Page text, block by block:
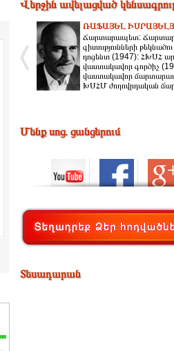
Վերջին ավելացված
ՌԱՖԱՅԵԼ
Ճարտարապետ:
գիտությունների
դոցենտ (1947): ՀԽՍՀ
վաստակավոր գործիչ
վաստակավոր
ԽՍՀՄ ժողովրդական
Մենք սոց. ցանցերում
Տեսադարան